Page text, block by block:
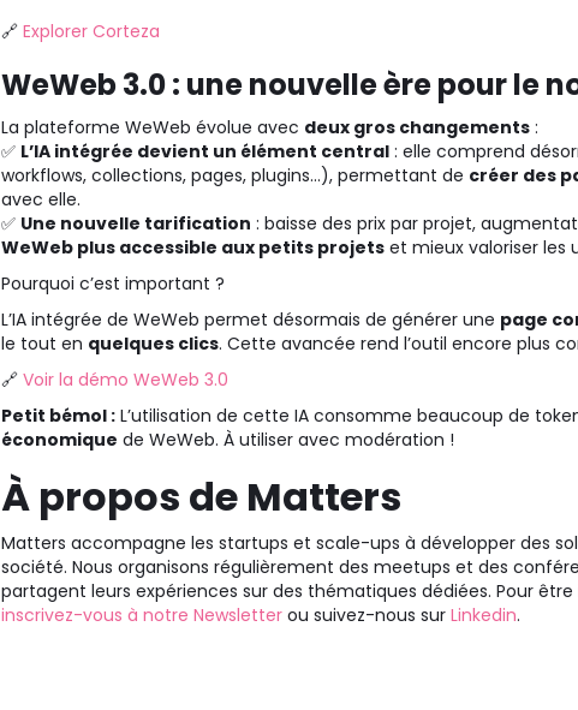
🔗Explorer Corteza
WeWeb 3.0 : une nouvelle ère pour le
La plateforme WeWeb évolue avec deux gros changements:
✅ L’IA intégrée devient un élément central: elle comprend
workflows, collections, pages, plugins…), permettant de créer des
avec elle.
✅ Une nouvelle tarification : baisse des prix par projet,
WeWeb plus accessible aux petits projetset mieux valoriser les
Pourquoi c’est important ?
L’IA intégrée de WeWeb permet désormais de générer une page
le tout en quelques clics. Cette avancée rend l’outil encore plus
🔗Voir la démo WeWeb 3.0
Petit bémol :L’utilisation de cette IA consomme beaucoup de
économique de WeWeb. À utiliser avec modération !
À propos de Matters
Matters accompagne les startups et scale-ups à développer des
société. Nous organisons régulièrement des meetups et des
partagent leurs expériences sur des thématiques dédiées. Pour
inscrivez-vous à notre Newsletterou suivez-nous sur Linkedin.